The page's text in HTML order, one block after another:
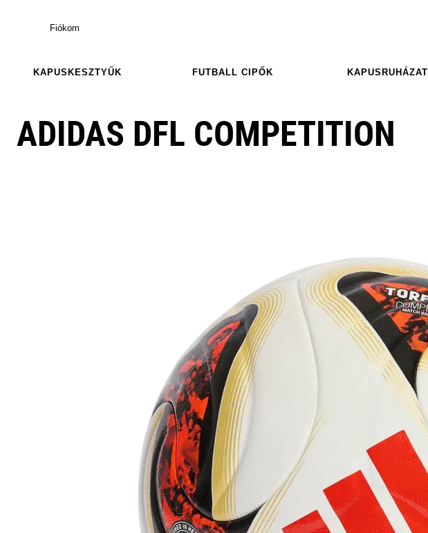
Fiókom
KAPUSKESZTYŰK FUTBALL CIPŐK KAPUSRUHÁZAT
ADIDAS DFL COMPETITION